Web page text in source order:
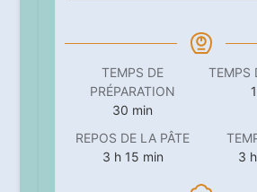
TEMPS DE
PRÉPARATION
30 minutes
min
TEMPS
REPOS DE LA PÂTE
3heures
h 15minutes
min
3 h